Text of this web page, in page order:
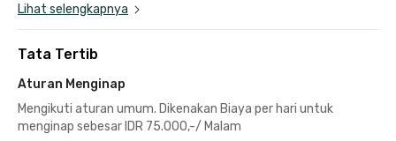
Lihat selengkapnya
Tata Tertib
Aturan Menginap
Mengikuti aturan umum. Dikenakan Biaya per hari untuk
menginap sebesar IDR 75.000,-/ Malam